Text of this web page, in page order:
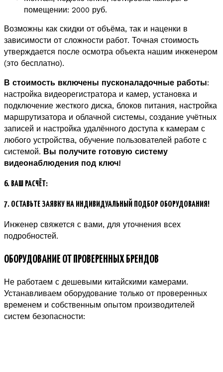
помещении: 2000 руб.
Возможны как скидки от объёма, так и наценки в
зависимости от сложности работ. Точная стоимость
утверждается после осмотра объекта нашим инженером
(это бесплатно).
В стоимость включены пусконаладочные работы:
настройка видеорегистратора и камер, установка и
подключение жесткого диска, блоков питания, настройка
маршрутизатора и облачной системы, создание учётных
записей и настройка удалённого доступа к камерам с
любого устройства, обучение пользователей работе с
системой. Вы получите готовую систему
видеонаблюдения под ключ!
6. ВАШ РАСЧЁТ:
7. ОСТАВЬТЕ ЗАЯВКУ НА ИНДИВИДУАЛЬНЫЙ ПОДБОР ОБОРУДОВАНИЯ!
Инженер свяжется с вами, для уточнения всех
подробностей.
ОБОРУДОВАНИЕ ОТ ПРОВЕРЕННЫХ БРЕНДОВ
Не работаем с дешевыми китайскими камерами.
Устанавливаем оборудование только от проверенных
временем и собственным опытом производителей
систем безопасности: